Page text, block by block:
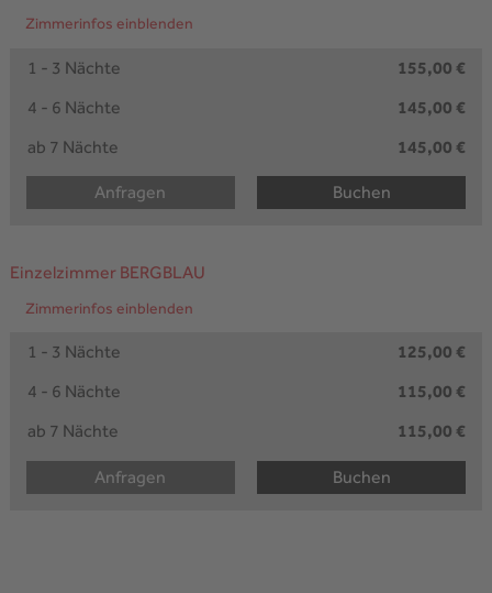
Zimmerinfos einblenden
1 - 3 Nächte
4 - 6 Nächte
ab 7 Nächte
155,00 €
145,00 €
145,00 €
Buchen
Anfragen
Einzelzimmer BERGBLAU
Zimmerinfos einblenden
1 - 3 Nächte
4 - 6 Nächte
ab 7 Nächte
125,00 €
115,00 €
115,00 €
Buchen
Anfragen